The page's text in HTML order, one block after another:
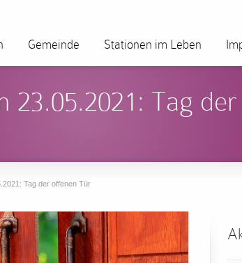
Gemeinde Stationen im Leben
23.05.2021: Tag
Tag der offenen Tür